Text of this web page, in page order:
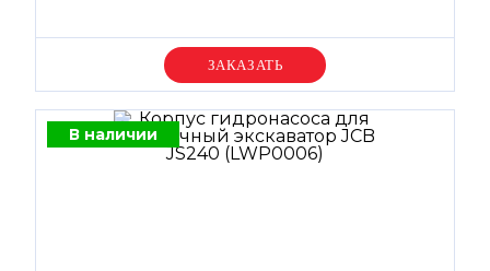
Уточняйте цену
В наличии